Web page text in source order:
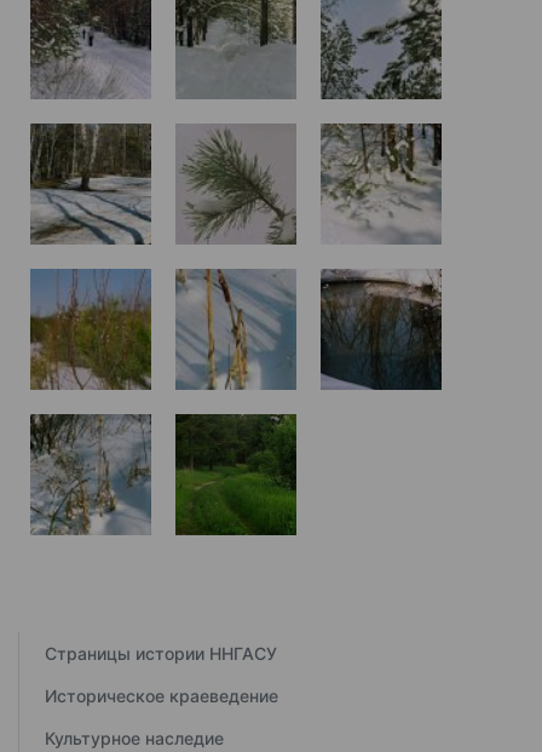
Страницы истории ННГАСУ
Историческое краеведение
Культурное наследие